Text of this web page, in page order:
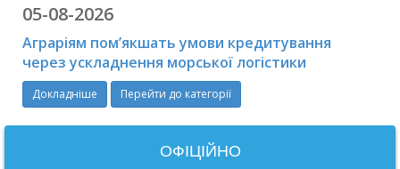
05-08-2026
Аграріям пом’якшать умови кредитування
через ускладнення морської логістики
Докладніше Перейти до категорії
ОФIЦIЙНО